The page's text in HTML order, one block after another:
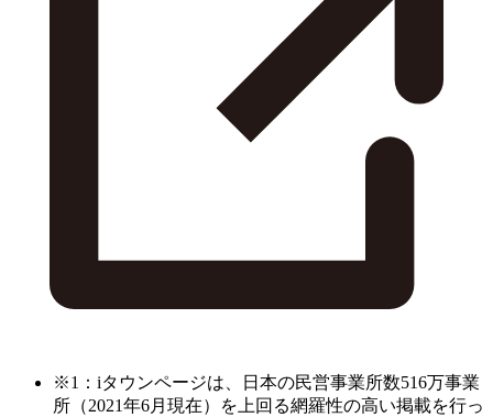
※1：iタウンページは、日本の民営事業所数516万事業
所（2021年6月現在）を上回る網羅性の高い掲載を行っ